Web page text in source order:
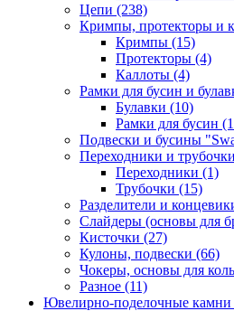
Цепи (238)
Кримпы, протекторы и
Кримпы (15)
Протекторы (4)
Каллоты (4)
Рамки для бусин и
Булавки (10)
Рамки для бусин
Подвески и бусины
Переходники и
Переходники (1)
Трубочки (15)
Разделители и
Слайдеры (основы для
Кисточки (27)
Кулоны, подвески (66)
Чокеры, основы для
Разное (11)
Ювелирно-поделочные камни